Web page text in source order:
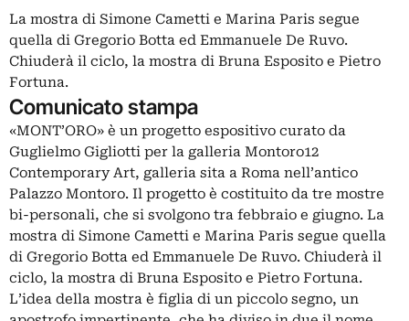
La mostra di Simone Cametti e Marina Paris segue
quella di Gregorio Botta ed Emmanuele De Ruvo.
Chiuderà il ciclo, la mostra di Bruna Esposito e Pietro
Fortuna.
Comunicato stampa
«MONT’ORO» è un progetto espositivo curato da
Guglielmo Gigliotti per la galleria Montoro12
Contemporary Art, galleria sita a Roma nell’antico
Palazzo Montoro. Il progetto è costituito da tre mostre
bi-personali, che si svolgono tra febbraio e giugno. La
mostra di Simone Cametti e Marina Paris segue quella
di Gregorio Botta ed Emmanuele De Ruvo. Chiuderà il
ciclo, la mostra di Bruna Esposito e Pietro Fortuna.
L’idea della mostra è figlia di un piccolo segno, un